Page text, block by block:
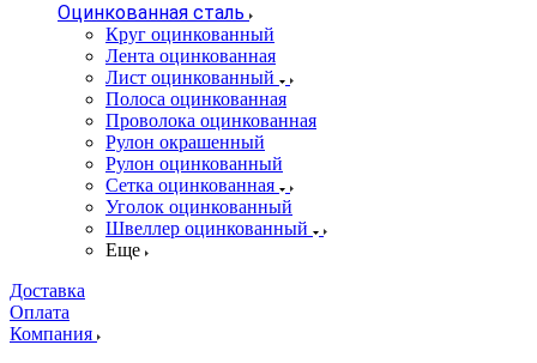
Оцинкованная сталь
Круг оцинкованный
Лента оцинкованная
Лист оцинкованный
Полоса оцинкованная
Проволока оцинкованная
Рулон окрашенный
Рулон оцинкованный
Сетка оцинкованная
Уголок оцинкованный
Швеллер оцинкованный
Еще
Доставка
Оплата
Компания